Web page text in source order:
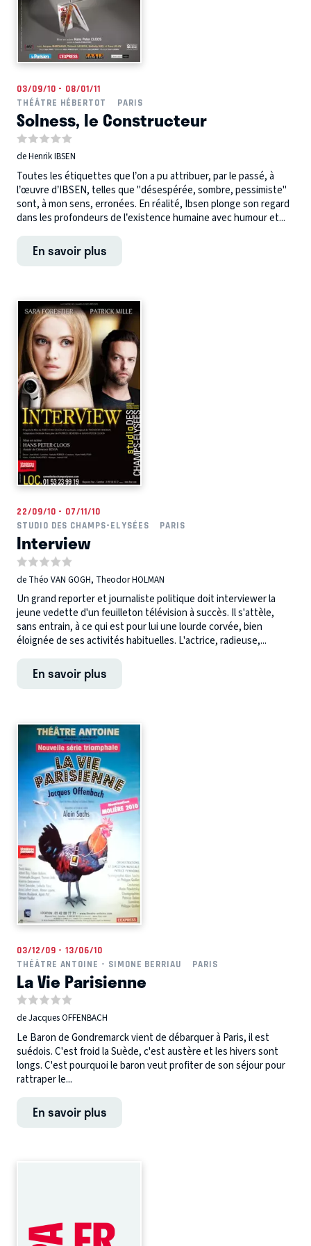
03/09/10 - 08/01/11
THÉÂTRE HÉBERTOT
PARIS
Solness, le Constructeur
de Henrik IBSEN
Toutes les étiquettes que l’on a pu attribuer, par le passé, à
l’œuvre d’IBSEN, telles que "désespérée, sombre, pessimiste"
sont, à mon sens, erronées. En réalité, Ibsen plonge son regard
dans les profondeurs de l’existence humaine avec humour et...
En savoir plus
22/09/10 - 07/11/10
STUDIO DES CHAMPS-ELYSÉES
PARIS
Interview
de Théo VAN GOGH, Theodor HOLMAN
Un grand reporter et journaliste politique doit interviewer la
jeune vedette d'un feuilleton télévision à succès. Il s'attèle,
sans entrain, à ce qui est pour lui une lourde corvée, bien
éloignée de ses activités habituelles. L'actrice, radieuse,...
En savoir plus
03/12/09 - 13/06/10
THÉÂTRE ANTOINE - SIMONE BERRIAU
PARIS
La Vie Parisienne
de Jacques OFFENBACH
Le Baron de Gondremarck vient de débarquer à Paris, il est
suédois. C'est froid la Suède, c'est austère et les hivers sont
longs. C'est pourquoi le baron veut profiter de son séjour pour
rattraper le...
En savoir plus